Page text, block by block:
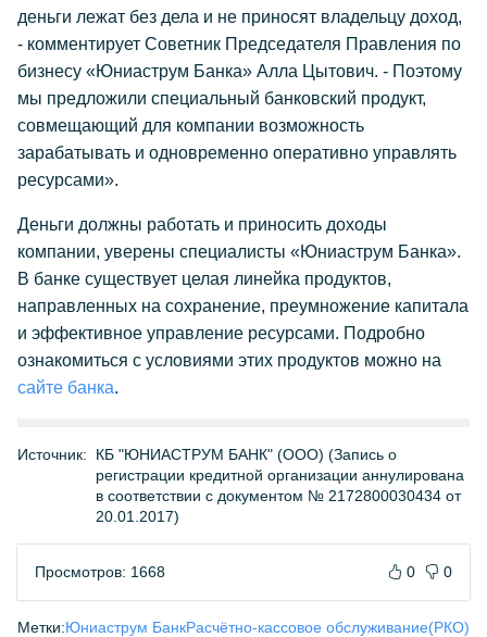
деньги лежат без дела и не приносят владельцу доход,
- комментирует Советник Председателя Правления по
бизнесу «Юниаструм Банка» Алла Цытович. - Поэтому
мы предложили специальный банковский продукт,
совмещающий для компании возможность
зарабатывать и одновременно оперативно управлять
ресурсами».
Деньги должны работать и приносить доходы
компании, уверены специалисты «Юниаструм Банка».
В банке существует целая линейка продуктов,
направленных на сохранение, преумножение капитала
и эффективное управление ресурсами. Подробно
ознакомиться с условиями этих продуктов можно на
сайте банка.
Источник:
КБ "ЮНИАСТРУМ БАНК" (ООО) (Запись о
регистрации кредитной организации аннулирована
в соответствии с документом № 2172800030434 от
20.01.2017)
Просмотров: 1668 0 0
Метки:Юниаструм БанкРасчётно-кассовое обслуживание(РКО)